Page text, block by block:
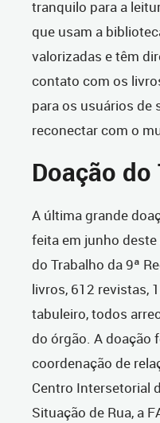
tranquilo para a
que usam a
valorizadas e têm
contato com os
para os usuários de
reconectar com o
Doação do
A última grande
feita em junho
do Trabalho da 9ª
livros, 612 revistas,
tabuleiro, todos
do órgão. A doação
coordenação de
Centro Intersetorial
Situação de Rua, a